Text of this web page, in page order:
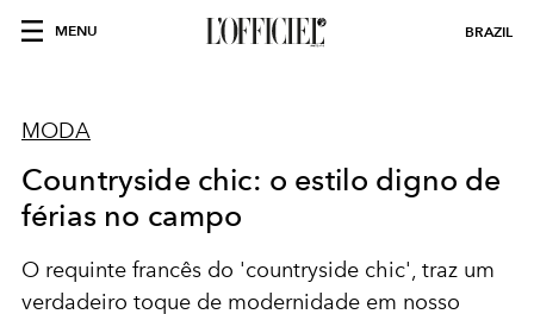
MENU BRAZIL
MODA
Countryside chic: o estilo digno de
férias no campo
O requinte francês do 'countryside chic', traz um
verdadeiro toque de modernidade em nosso